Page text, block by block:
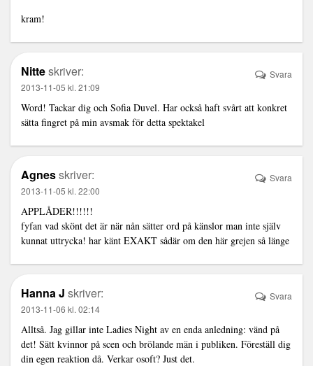
kram!
Nitteskriver:
2013-11-05 kl. 21:09
Word! Tackar dig och Sofia Duvel. Har också haft svårt att konkret
sätta fingret på min avsmak för detta spektakel
Svara
Agnesskriver:
2013-11-05 kl. 22:00
APPLÅDER!!!!!!
fyfan vad skönt det är när nån sätter ord på känslor man inte själv
kunnat uttrycka! har känt EXAKT sådär om den här grejen så länge
Svara
Hanna J skriver:
2013-11-06 kl. 02:14
Alltså. Jag gillar inte Ladies Night av en enda anledning: vänd på
det! Sätt kvinnor på scen och brölande män i publiken. Föreställ dig
din egen reaktion då. Verkar osoft? Just det.
Svara